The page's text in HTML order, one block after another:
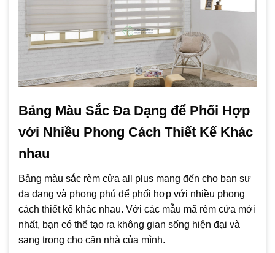
Bảng Màu Sắc Đa Dạng để Phối Hợp
với Nhiều Phong Cách Thiết Kế Khác
nhau
Bảng màu sắc rèm cửa all plus mang đến cho bạn sự
đa dạng và phong phú để phối hợp với nhiều phong
cách thiết kế khác nhau. Với các mẫu mã rèm cửa mới
nhất, bạn có thể tạo ra không gian sống hiện đại và
sang trọng cho căn nhà của mình.